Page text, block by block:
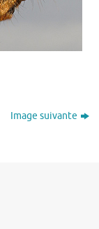
Image suivante